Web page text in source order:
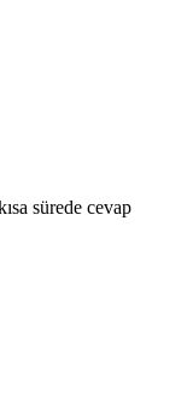
sürede cevap